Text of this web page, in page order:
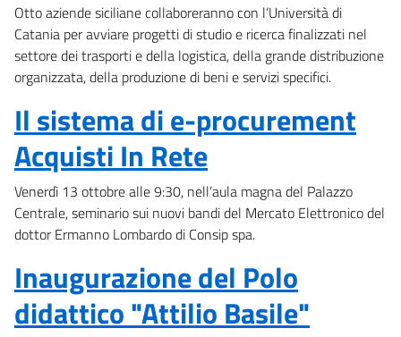
Otto aziende siciliane collaboreranno con l’Università di
Catania per avviare progetti di studio e ricerca finalizzati nel
settore dei trasporti e della logistica, della grande distribuzione
organizzata, della produzione di beni e servizi specifici.
Il sistema di e-procurement
Acquisti In Rete
Venerdì 13 ottobre alle 9:30, nell’aula magna del Palazzo
Centrale, seminario sui nuovi bandi del Mercato Elettronico del
dottor Ermanno Lombardodi Consip spa.
Inaugurazione del Polo
didattico "Attilio Basile"